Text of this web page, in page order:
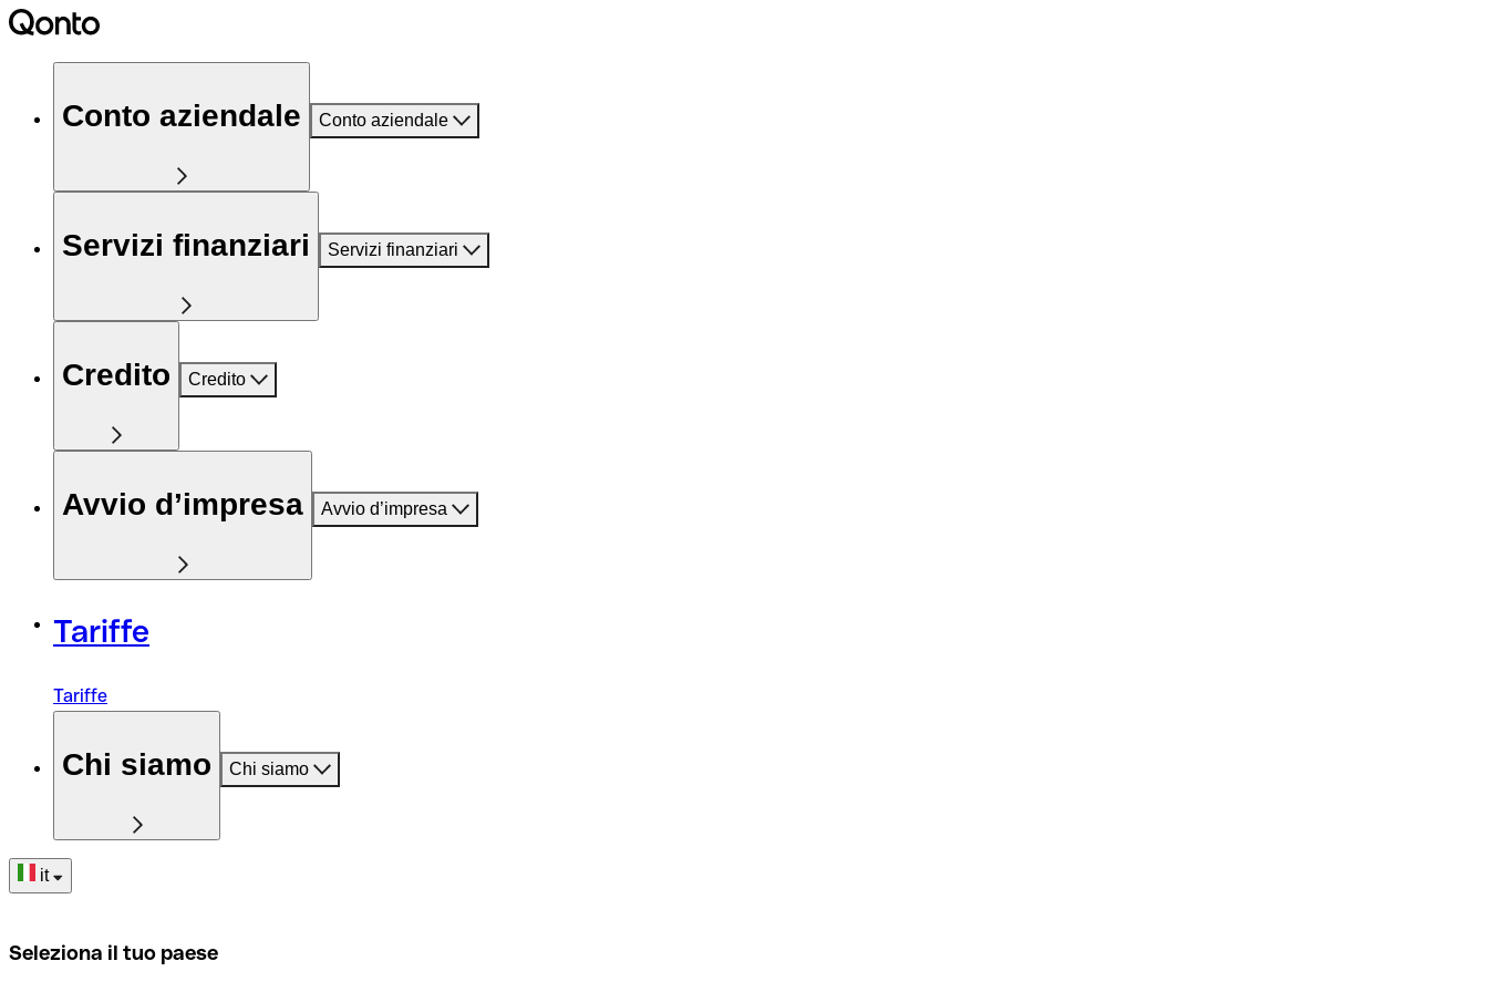
Conto aziendale Conto aziendale
Servizi finanziari Servizi finanziari
Credito Credito
Avvio d’impresa Avvio d’impresa
Tariffe
Tariffe
Chi siamo Chi siamo
it
Seleziona il tuo paese